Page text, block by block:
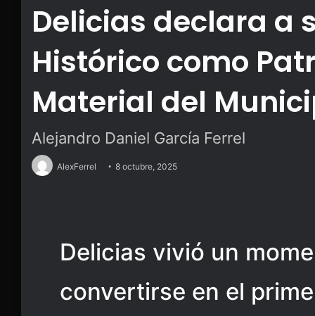
Delicias declara a
Histórico como
Material del
Alejandro Daniel García Ferrel
AlexFerrel 8 octubre, 2025
Delicias vivió un
convertirse en el